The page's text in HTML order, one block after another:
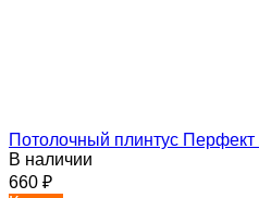
Потолочный плинтус
В наличии
660 ₽